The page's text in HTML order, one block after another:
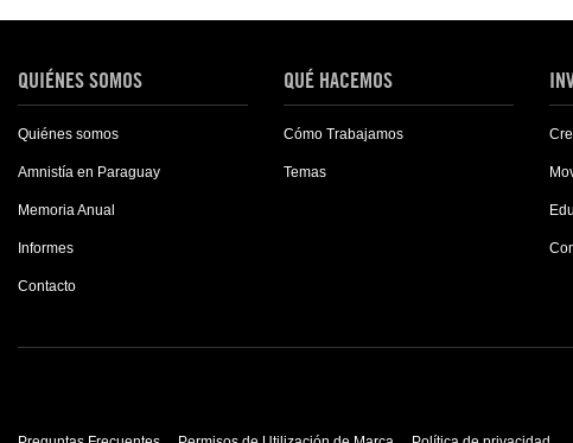
QUIÉNES SOMOS
Quiénes somos
Amnistía en Paraguay
Memoria Anual
Informes
Contacto
QUÉ HACEMOS
Cómo Trabajamos
Temas